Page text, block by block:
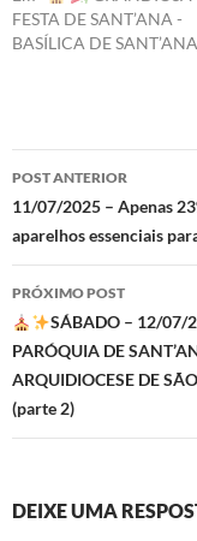
FESTA DE SANT’ANA -
BASÍLICA DE
Navegação
de
posts
POST ANTERIOR
11/07/2025 – Apenas
aparelhos essenciais
PRÓXIMO POST
SÁBADO – 12/07/
PARÓQUIA DE
ARQUIDIOCESE DE
(parte 2)
DEIXE UMA